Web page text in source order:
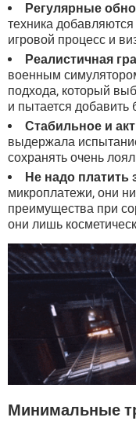
Регулярные
техника
игровой процесс и
Реалистичная
военным
подхода, который
и пытается
Стабильное и
выдержала
сохранять очень
Не надо платить
микроплатежи, они
преимущества при
они лишь
Минимальные